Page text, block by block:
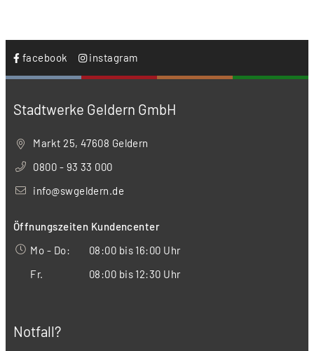
facebook instagram
Stadtwerke Geldern GmbH
Markt 25, 47608 Geldern
0800 - 93 33 000
info@swgeldern.de
Öffnungszeiten Kundencenter
Mo - Do:
08:00 bis 16:00 Uhr
Fr.
08:00 bis 12:30 Uhr
Notfall?